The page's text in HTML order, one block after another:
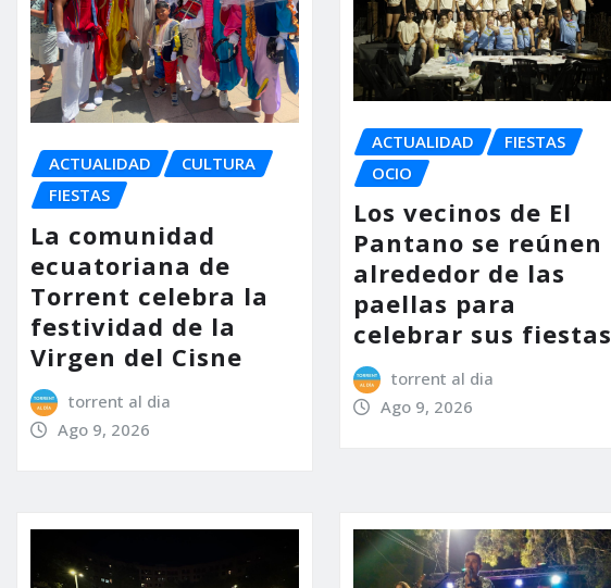
ACTUALIDAD
CULTURA
FIESTAS
La comunidad
ecuatoriana de
Torrent celebra la
festividad de la
Virgen del Cisne
torrent al dia
Ago 9, 2026
ACTUALIDAD
FIESTAS
OCIO
Los vecinos de El
Pantano se reúnen
alrededor de las
paellas para
celebrar sus fiestas
torrent al dia
Ago 9, 2026